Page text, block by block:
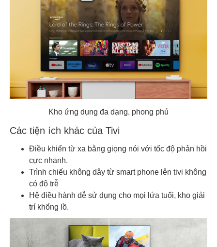
Kho ứng dụng đa dạng, phong phú
Các tiện ích khác của Tivi
Điều khiển từ xa bằng giọng nói với tốc độ phản hồi
cực nhanh.
Trình chiếu không dây từ smart phone lên tivi không
có độ trễ
Hệ điều hành dễ sử dụng cho mọi lứa tuổi, kho giải
trí khổng lồ.